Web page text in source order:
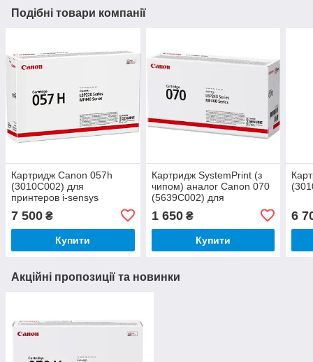
Подібні товари компанії
Картридж Canon 057h
(3010C002) для
принтеров i-sensys
MF446x, MF448dw,
MF449x, MF453dw,
MF455dw, LBP223dw,
7 500 ₴
Купити
Картридж SystemPrint (з
чипом) аналог Canon 070
(5639C002) для
MF461dw, MF463dw,
MF465dw, LBP243dw,
LBP246dw
1 650₴
Купити
6
Акційні пропозиції та новинки